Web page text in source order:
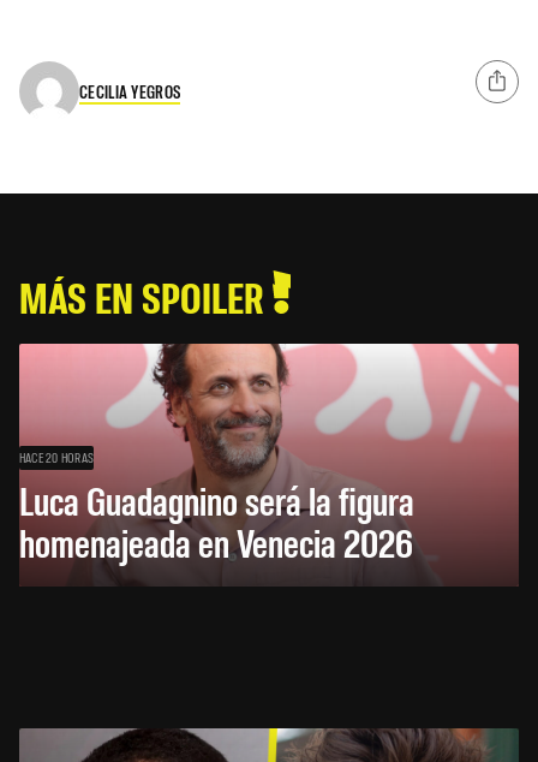
CECILIA YEGROS
MÁS EN SPOILER
HACE 20 HORAS
Luca Guadagnino será la figura
homenajeada en Venecia 2026